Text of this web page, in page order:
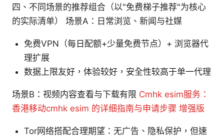
四、不同场景的推荐组合（以"免费梯子推荐"为核心
的实际清单） 场景A：日常浏览、新闻与社媒
免费VPN（每日配额+少量免费节点）+ 浏览器代
理扩展
数据上限友好，体验较好，安全性较高于单一代理
场景B：视频内容查看与下载有限 Cmhk esim服务：
香港移动cmhk esim 的详细指南与申请步骤 增强版
Tor网络搭配合理期望：无广告、隐私保护，但速